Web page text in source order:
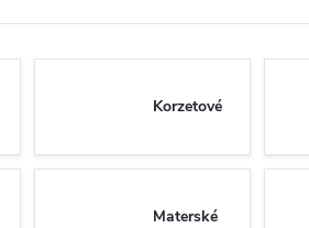
Korzetové
Materské